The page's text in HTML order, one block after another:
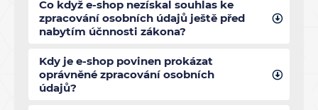
Co když e-shop nezískal souhlas ke
zpracování osobních údajů ještě před
nabytím účnnosti zákona?
Kdy je e-shop povinen prokázat
oprávněné zpracování osobních
údajů?